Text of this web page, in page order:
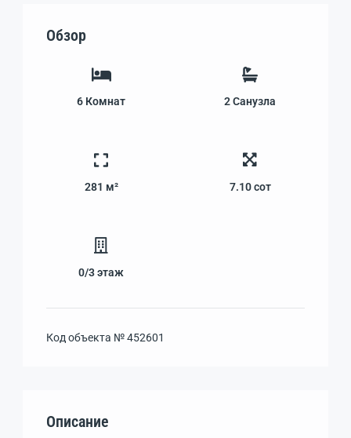
Обзор
6 Комнат 2Санузла
281 м² 7.10 сот
0/3этаж
Код объекта №452601
Описание